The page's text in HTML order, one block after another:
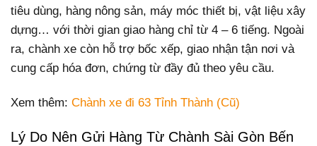
tiêu dùng, hàng nông sản, máy móc thiết bị, vật liệu xây
dựng… với thời gian giao hàng chỉ từ 4 – 6 tiếng. Ngoài
ra, chành xe còn hỗ trợ bốc xếp, giao nhận tận nơi và
cung cấp hóa đơn, chứng từ đầy đủ theo yêu cầu.
Xem thêm: Chành xe đi 63 Tỉnh Thành (Cũ)
Lý Do Nên Gửi Hàng Từ Chành Sài Gòn Bến